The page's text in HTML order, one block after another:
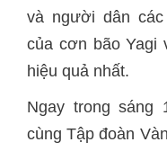
và người dân
của cơn bão Yagi
hiệu quả nhất.
Ngay trong sáng
cùng Tập đoàn